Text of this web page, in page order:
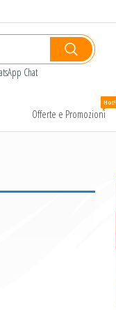
Chat
Offerte e Promozioni
Hot!